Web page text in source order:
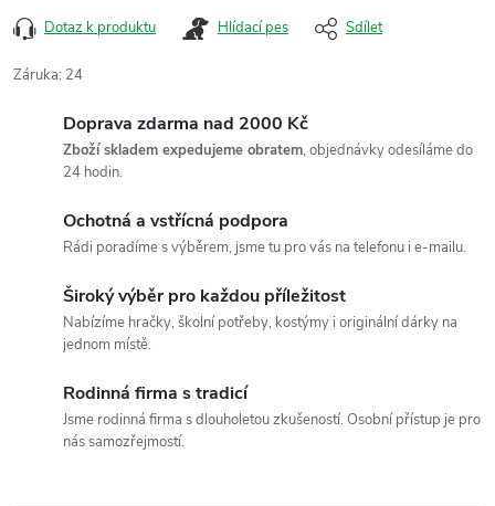
Dotaz k produktu Hlídací pes Sdílet
Záruka: 24
Doprava zdarma nad 2000 Kč
Zboží skladem expedujeme obratem, objednávky odesíláme do
24 hodin.
Ochotná a vstřícná podpora
Rádi poradíme s výběrem, jsme tu pro vás na telefonu i e-mailu.
Široký výběr pro každou příležitost
Nabízíme hračky, školní potřeby, kostýmy i originální dárky na
jednom místě.
Rodinná firma s tradicí
Jsme rodinná firma s dlouholetou zkušeností. Osobní přístup je pro
nás samozřejmostí.